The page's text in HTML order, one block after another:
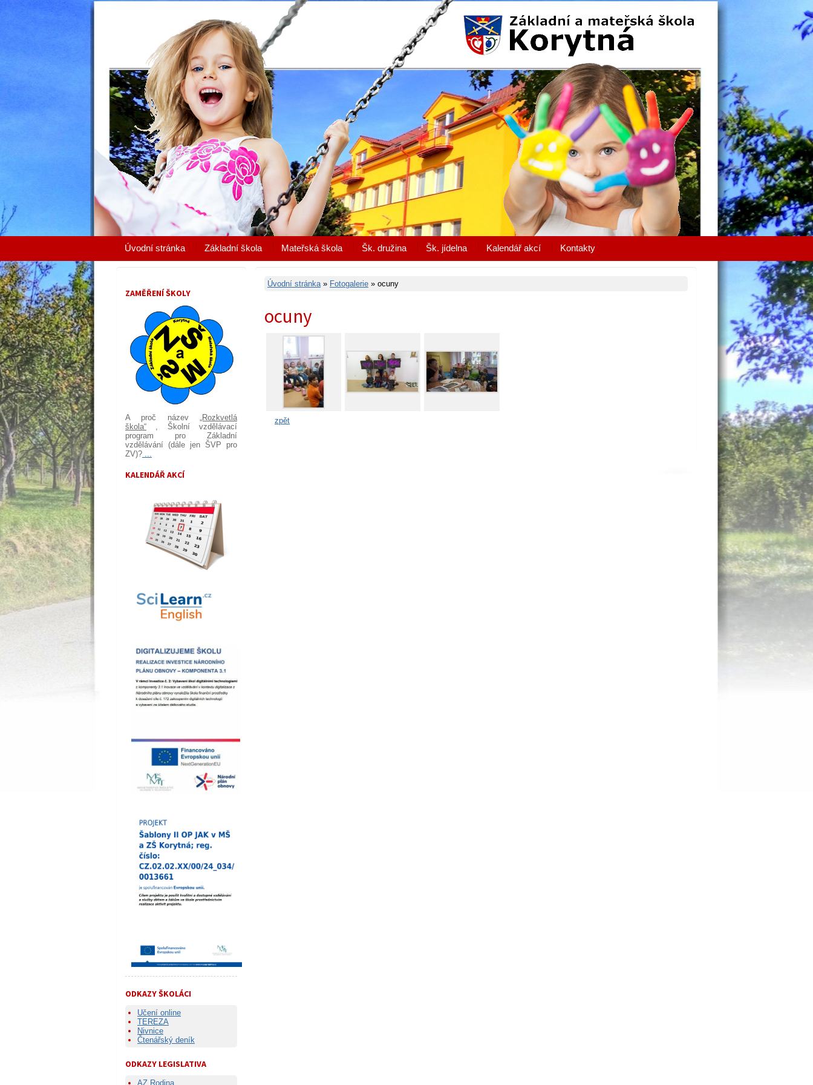
Úvodní stránka Základní škola Mateřská škola Šk. družina Šk. jídelna Kalendář akcí Kontakty
Úvodní stránka» Fotogalerie » ocuny
ocuny
zpět
ZAMĚŘENÍ ŠKOLY
A proč název
„Rozkvetlá
škola“ , Školní vzdělávací
program pro Základní
vzdělávání (dále jen ŠVP pro
ZV)?
KALENDÁŘ AKCÍ
ODKAZY ŠKOLÁCI
Učení online
TEREZA
Nivnice
Čtenářský deník
ODKAZY LEGISLATIVA
AZ Rodina